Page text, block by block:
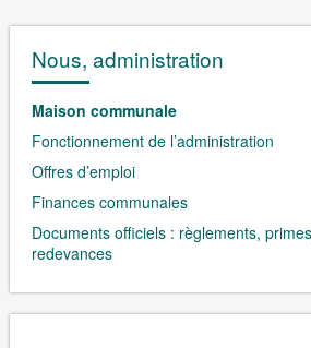
Nous, administration
Maison communale
Fonctionnement de l’administration
Offres d’emploi
Finances communales
Documents officiels : règlements,
redevances